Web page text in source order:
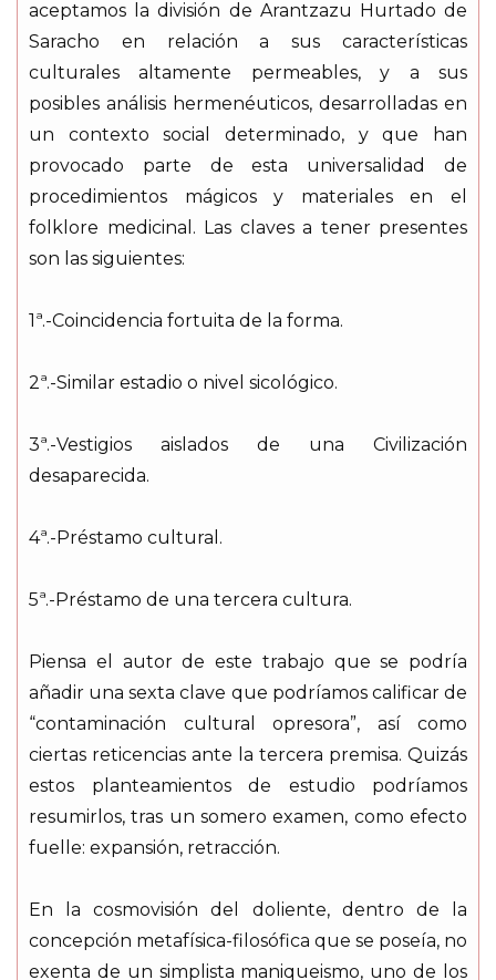
aceptamos la división de Arantzazu Hurtado de
Saracho en relación a sus características
culturales altamente permeables, y a sus
posibles análisis hermenéuticos, desarrolladas en
un contexto social determinado, y que han
provocado parte de esta universalidad de
procedimientos mágicos y materiales en el
folklore medicinal. Las claves a tener presentes
son las siguientes:
1ª.-Coincidencia fortuita de la forma.
2ª.-Similar estadio o nivel sicológico.
3ª.-Vestigios aislados de una Civilización
desaparecida.
4ª.-Préstamo cultural.
5ª.-Préstamo de una tercera cultura.
Piensa el autor de este trabajo que se podría
añadir una sexta clave que podríamos calificar de
“contaminación cultural opresora”, así como
ciertas reticencias ante la tercera premisa. Quizás
estos planteamientos de estudio podríamos
resumirlos, tras un somero examen, como efecto
fuelle: expansión, retracción.
En la cosmovisión del doliente, dentro de la
concepción metafísica-filosófica que se poseía, no
exenta de un simplista maniqueismo, uno de los